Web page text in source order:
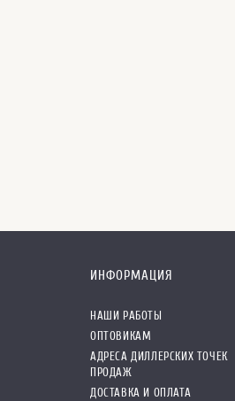
ИНФОРМАЦИЯ
НАШИ РАБОТЫ
ОПТОВИКАМ
АДРЕСА ДИЛЛЕРСКИХ ТОЧЕК
ПРОДАЖ
ДОСТАВКА И ОПЛАТА